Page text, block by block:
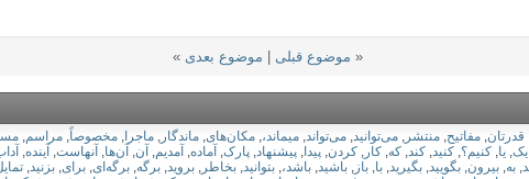
« موضوع قبلی | موضوع بعدی »
قدرتان مفاتیح منتشر می‌توانید می‌تواند میماند، مکان‌های ماندگار ماجرا مخصوصاً مراسم
یک یا کنیم؟ کنید کند که کار کردن پیدا پیشنهاد پارک آماده آمدیم آن آن‌ها آنهاست آینده
به بیرون بگویید بگیرید با باز باشید باشد، بتوانید بخاطر بروید برگه برگه‌ای برای بزنید